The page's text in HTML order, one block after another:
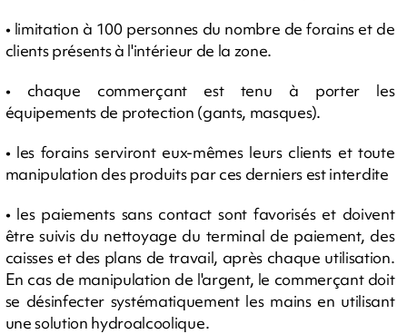
• limitation à 100 personnes du nombre de forains et de
clients présents à l'intérieur de la zone.
• chaque commerçant est tenu à porter les
équipements de protection (gants, masques).
• les forains serviront eux-mêmes leurs clients et toute
manipulation des produits par ces derniers est interdite
• les paiements sans contact sont favorisés et doivent
être suivis du nettoyage du terminal de paiement, des
caisses et des plans de travail, après chaque utilisation.
En cas de manipulation de l'argent, le commerçant doit
se désinfecter systématiquement les mains en utilisant
une solution hydroalcoolique.